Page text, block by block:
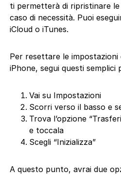
ti permetterà di ripristinare
caso di necessità. Puoi
iCloud o iTunes.
Per resettare le
iPhone, segui questi semplici
Vai su Impostazioni
Scorri verso il basso e
Trova l’opzione
e toccala
Scegli “Inizializza”
A questo punto, avrai due